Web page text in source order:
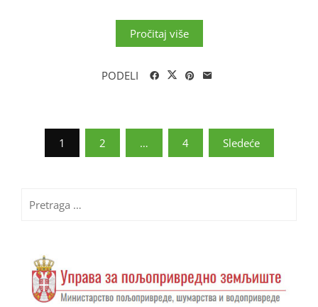
Pročitaj više
PODELI
Paginacija
članaka
1 2 … 4 Sledeće
za: